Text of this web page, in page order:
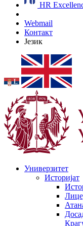
HR
Webmail
Контакт
Језик
Универзитет
Историјат